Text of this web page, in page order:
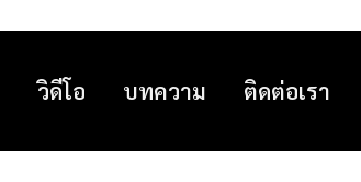
วิดีโอ บทความ ติดต่อเรา